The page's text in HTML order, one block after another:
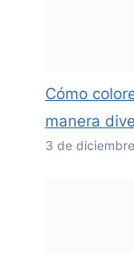
Cómo
manera
3 de